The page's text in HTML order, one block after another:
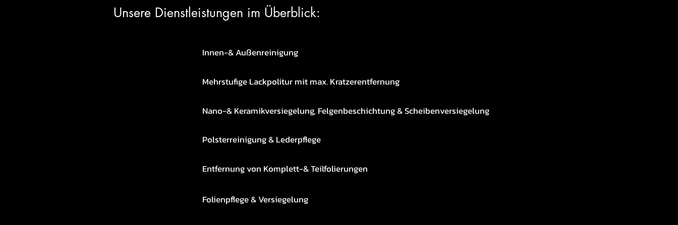
Unsere Dienstleistungen im Überblick:
Innen-& Außenreinigung
Mehrstufige Lackpolitur mit max. Kratzerentfernung
Nano-& Keramikversiegelung, Felgenbeschichtung & Scheibenversiegelung
Polsterreinigung & Lederpflege
Entfernung von Komplett-& Teilfolierungen
Folienpflege & Versiegelung